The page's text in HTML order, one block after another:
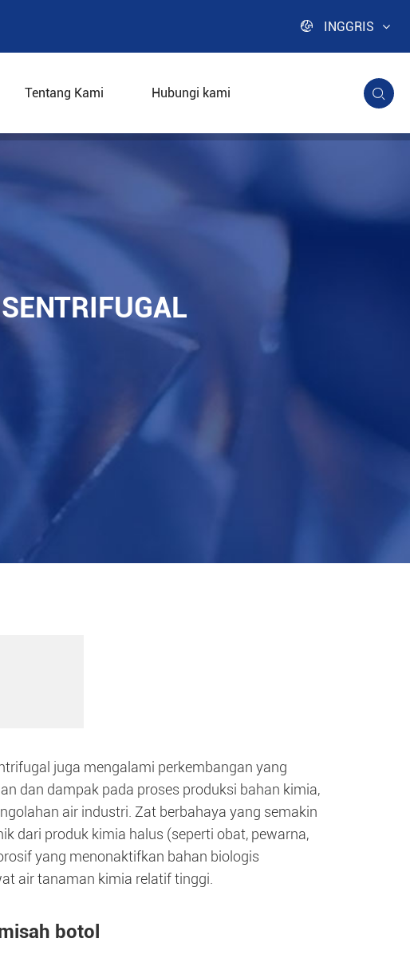
 INGGRIS
Tentang Kami Hubungi kami 
juga mengalami perkembangan yang
dan dampak pada proses produksi bahan kimia,
air industri. Zat berbahaya yang semakin
dari produk kimia halus (seperti obat, pewarna,
yang menonaktifkan bahan biologis
air tanaman kimia relatif tinggi.
botol